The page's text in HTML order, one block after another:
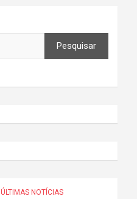
Pesquisar
ÚLTIMAS NOTÍCIAS